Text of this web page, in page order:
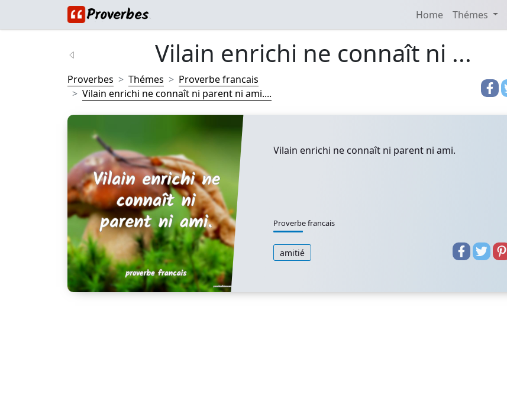
Home Thémes
Vilain enrichi ne connaît ni ...
Proverbes Thémes
Proverbe francais
Vilain enrichi ne connaît ni parent ni ami....
Vilain enrichi ne connaît ni parent ni ami.
Proverbe francais
amitié